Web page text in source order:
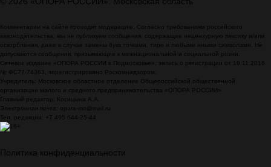
Комментарии на сайте проходят модерацию. Согласно требованиям российского
законодательства, мы не публикуем сообщения, содержащие нецензурную лексику и/или
оскорбления, даже в случае замены букв точками, тире и любыми иными символами. Не
допускаются сообщения, призывающие к межнациональной и социальной розни.
Сетевое издание «ОПОРА РОССИИ в Подмосковье», запись о регистрации от 19.11.2018
№ ФС77-74363, зарегистрировано Роскомнадзором.
Учредитель: Московское областное отделение Общероссийской общественной
организации малого и среднего предпринимательства «ОПОРА РОССИИ»
Главный редактор: Косицына А.А.
Электронная почта: opora-mo@mail.ru
Тел. редакции: +7 495 644-25-44
Политика конфиденциальности